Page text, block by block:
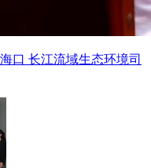
口 长江流域生态环境司